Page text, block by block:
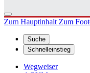
Zum HauptinhaltZum
Suche
Schnelleinstieg
Wegweiser